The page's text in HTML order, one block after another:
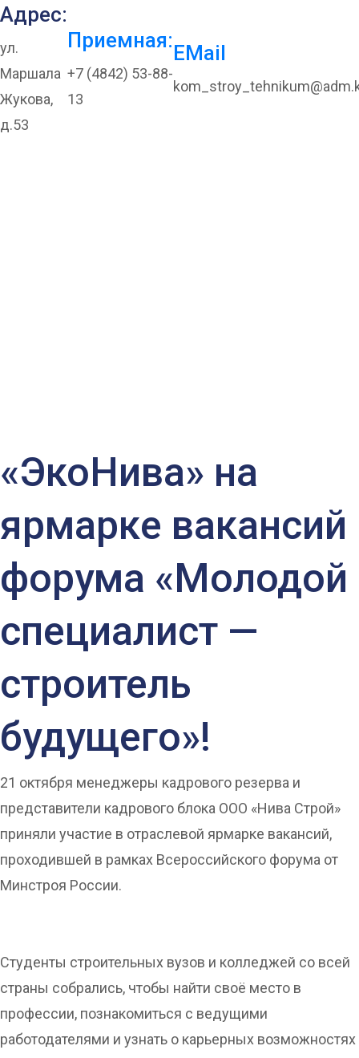
Адрес:
ул.
Маршала
Жукова,
д.53
Приемная:
+7 (4842) 53-88-
13
EMail
«ЭкоНива» на
ярмарке вакансий
форума «Молодой
специалист —
строитель
будущего»!
21 октября менеджеры кадрового резерва и
представители кадрового блока ООО «Нива Строй»
приняли участие в отраслевой ярмарке вакансий,
проходившей в рамках Всероссийского форума от
Минстроя России.
Студенты строительных вузов и колледжей со всей
страны собрались, чтобы найти своё место в
профессии, познакомиться с ведущими
работодателями и узнать о карьерных возможностях